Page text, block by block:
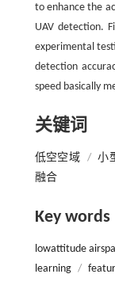
to enhance the
UAV detection.
experimental
detection
speed basically
关键词
低空空域 / 小
融合
Key words
lowattitude
learning /